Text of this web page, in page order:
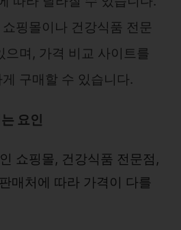
핑몰이나 건강식품 전문
으며, 가격 비교 사이트를
구매할 수 있습니다.
요인
쇼핑몰, 건강식품 전문점,
매처에 따라 가격이 다를